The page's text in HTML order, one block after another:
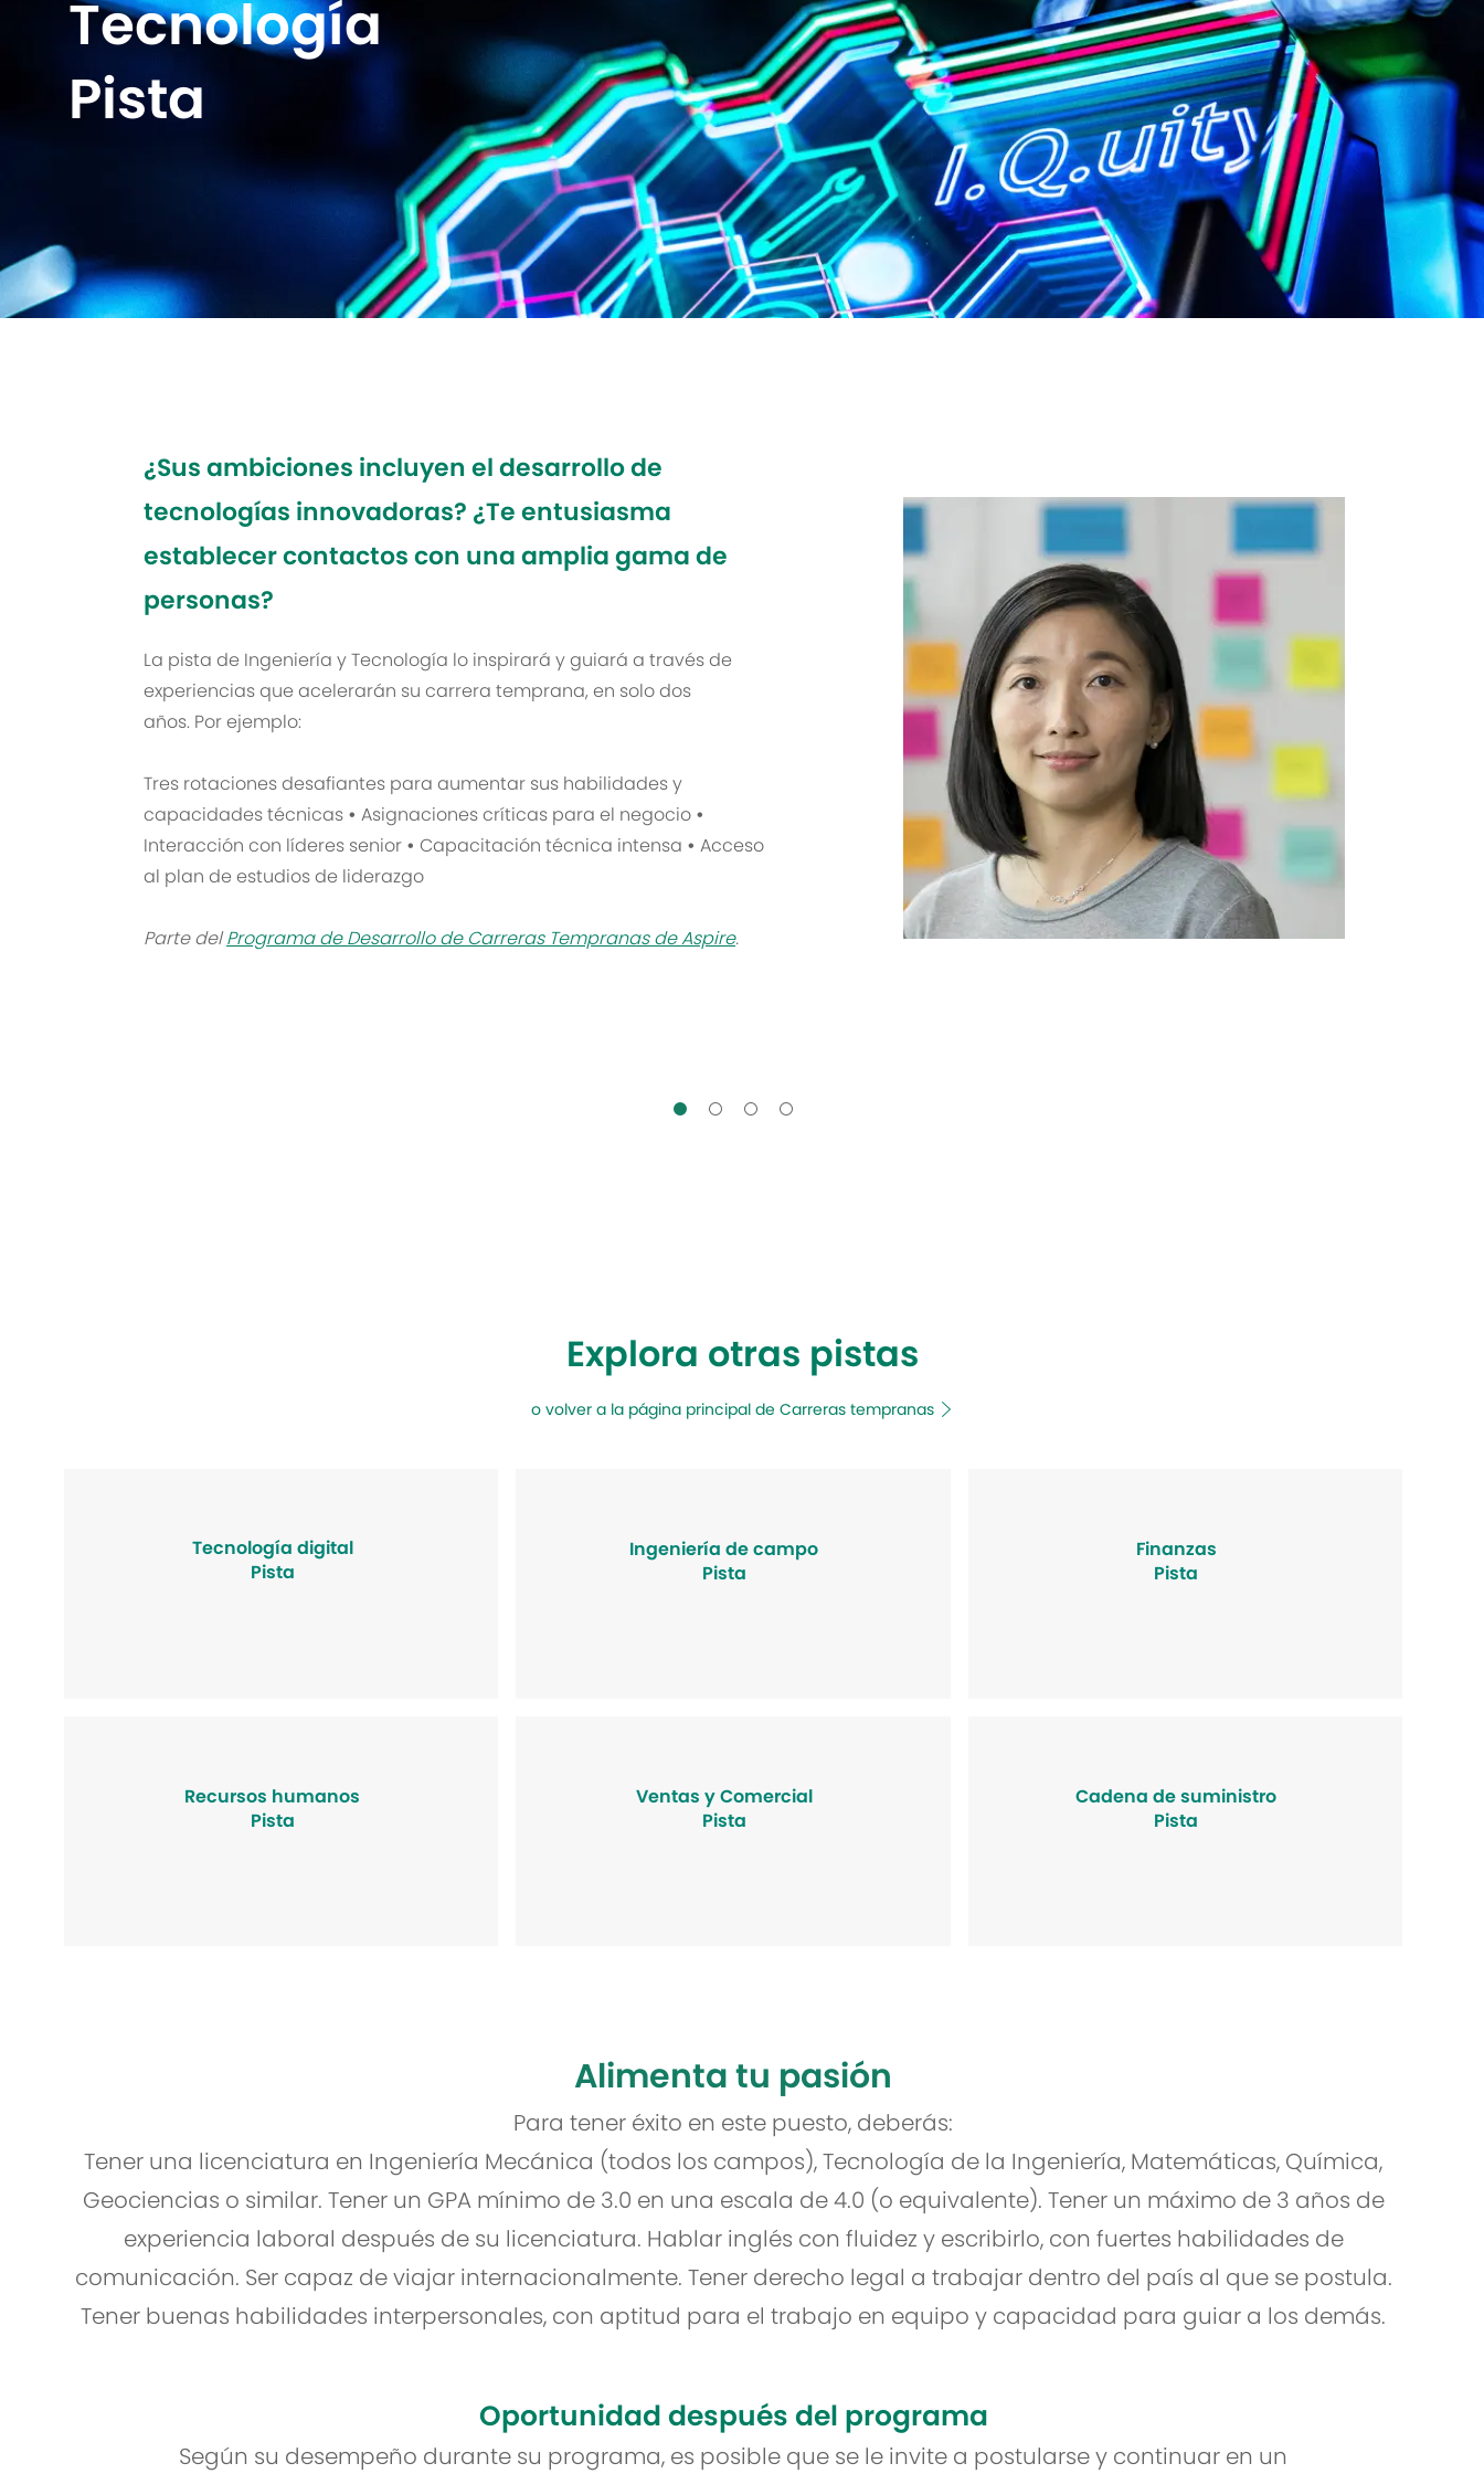
Tecnología
Pista
¿Sus ambiciones incluyen el desarrollo de
tecnologías innovadoras? ¿Te entusiasma
establecer contactos con una amplia gama de
personas?
La pista de Ingeniería y Tecnología lo inspirará y guiará a través de
experiencias que acelerarán su carrera temprana, en solo dos
años. Por ejemplo:
Tres rotaciones desafiantes para aumentar sus habilidades y
capacidades técnicas • Asignaciones críticas para el negocio •
Interacción con líderes senior • Capacitación técnica intensa • Acceso
al plan de estudios de liderazgo
Parte delPrograma de Desarrollo de Carreras Tempranas de Aspire.
Explora otras pistas
o volver a la página principal de Carreras tempranas
Tecnología digital
Pista
Ingeniería de campo
Pista
Finanzas
Pista
Recursos humanos
Pista
Ventas y Comercial
Pista
Cadena de suministro
Pista
Alimenta tu pasión
Para tener éxito en este puesto, deberás:
Tener una licenciatura en Ingeniería Mecánica (todos los campos), Tecnología de la Ingeniería, Matemáticas, Química,
Geociencias o similar. Tener un GPA mínimo de 3.0 en una escala de 4.0 (o equivalente). Tener un máximo de 3 años de
experiencia laboral después de su licenciatura. Hablar inglés con fluidez y escribirlo, con fuertes habilidades de
comunicación. Ser capaz de viajar internacionalmente. Tener derecho legal a trabajar dentro del país al que se postula.
Tener buenas habilidades interpersonales, con aptitud para el trabajo en equipo y capacidad para guiar a los demás.
Oportunidad después del programa
Según su desempeño durante su programa, es posible que se le invite a postularse y continuar en un